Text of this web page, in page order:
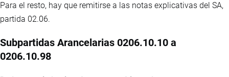
Para el resto, hay que remitirse a las notas explicativas del SA,
partida 02.06.
Subpartidas Arancelarias 0206.10.10 a
0206.10.98